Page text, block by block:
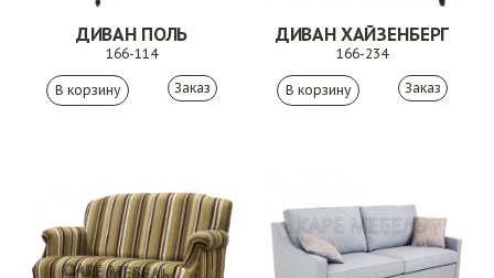
ДИВАН ПОЛЬ
166-114
Заказ
ДИВАН ХАЙЗЕНБЕРГ
166-234
Заказ